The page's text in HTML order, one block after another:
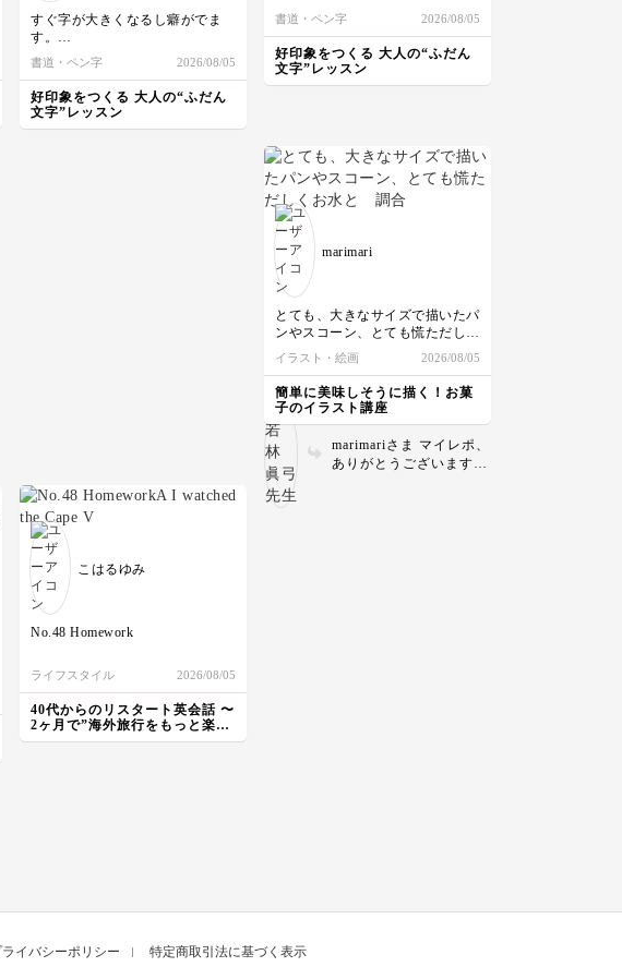
すぐ字が大きくなるし癖がでま
す。
全体のバランスが悪いんだと思い
ます。
書道・ペン字 2026/08/05
好印象をつくる 大人の“ふだん
文字”レッスン
書道・ペン字 2026/08/05
好印象をつくる 大人の“ふだん
文字”レッスン
marimari
とても、大きなサイズで描いたパ
ンやスコーン、とても慌ただしく
お水と 調合した絵の具をバタバ
タと塗りましたが、もう少し薄く
塗りながら様子を見たらよかった
かな、と思いました。良い加減と
た手の力加減や色合わせ…なかな
か良い塩梅にはまいりません…。
先生がおっしゃるように、同系色
のお色の濃淡で表現することの微
妙な表現、あるいは大胆に塗るこ
イラスト・絵画 2026/08/05
簡単に美味しそうに描く！お菓
子のイラスト講座
marimariさま マイレポ、
ありがとうございます！
こはるゆみ
No.48 Homework
A I watched the Cape Verde -
Argentina match in tha World Cup.
I was suprised.
B Thank you. We were also very
How do you say greetings?
"Hi", people is "No stress" all day
ライフスタイル 2026/08/05
40代からのリスタート英会話 〜
2ヶ月で”海外旅行をもっと楽し
める私"になる〜
ライバシーポリシー 特定商取引法に基づく表示